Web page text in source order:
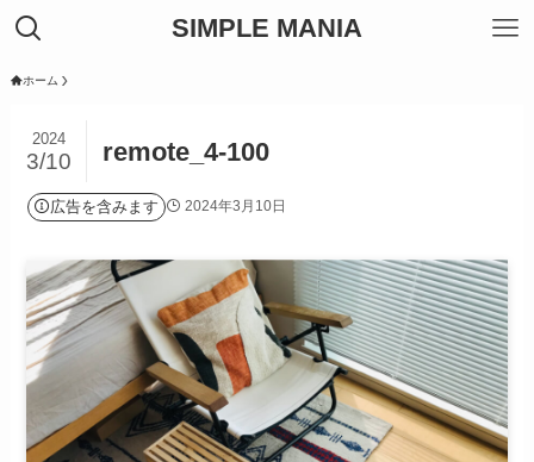
SIMPLE MANIA
ホーム
remote_4-100
2024
3/10
広告を含みます 2024年3月10日